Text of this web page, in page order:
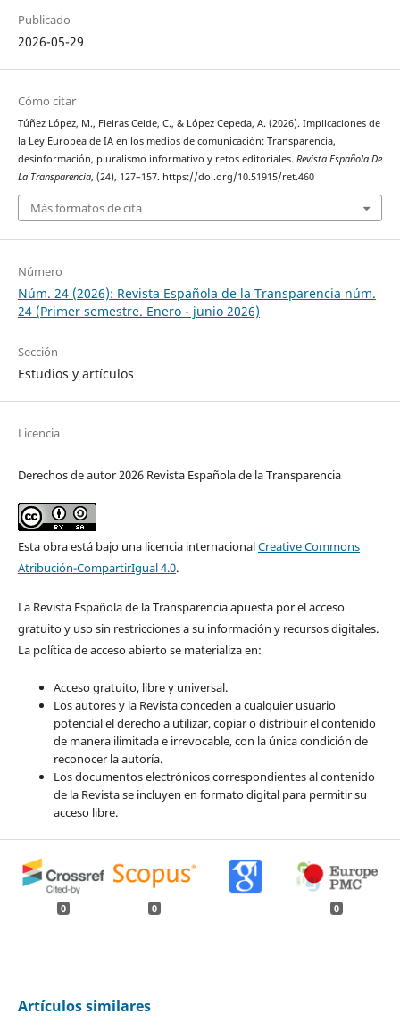
Publicado
2026-05-29
Cómo citar
Túñez López, M., Fieiras Ceide, C., & López Cepeda, A. (2026). Implicaciones de
la Ley Europea de IA en los medios de comunicación: Transparencia,
desinformación, pluralismo informativo y retos editoriales. Revista Española De
La Transparencia, (24), 127–157. https://doi.org/10.51915/ret.460
Más formatos de cita
Número
Núm. 24 (2026): Revista Española de la Transparencia núm.
24 (Primer semestre. Enero - junio 2026)
Sección
Estudios y artículos
Licencia
Derechos de autor 2026 Revista Española de la Transparencia
Esta obra está bajo una licencia internacionalCreative Commons
Atribución-CompartirIgual 4.0.
La Revista Española de la Transparencia apuesta por el acceso
gratuito y uso sin restricciones a su información y recursos digitales.
La política de acceso abierto se materializa en:
Acceso gratuito, libre y universal.
Los autores y la Revista conceden a cualquier usuario
potencial el derecho a utilizar, copiar o distribuir el contenido
de manera ilimitada e irrevocable, con la única condición de
reconocer la autoría.
Los documentos electrónicos correspondientes al contenido
de la Revista se incluyen en formato digital para permitir su
acceso libre.
0 0 0
Artículos similares